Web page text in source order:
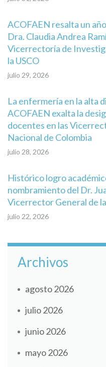
ACOFAEN resalta un
Dra. Claudia Andrea
Vicerrectoría de
la USCO
julio 29, 2026
La enfermería en la alta
ACOFAEN exalta la
docentes en las
Nacional de Colombia
julio 28, 2026
Histórico logro
nombramiento del Dr.
Vicerrector General de
julio 22, 2026
Archivos
agosto 2026
julio 2026
junio 2026
mayo 2026